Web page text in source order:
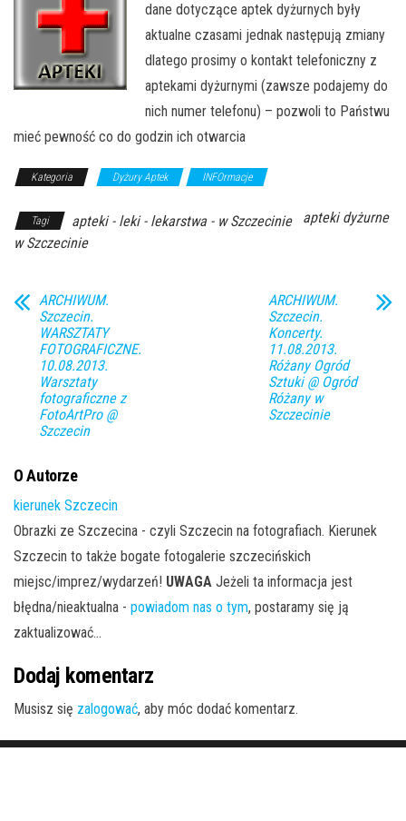
dane dotyczące aptek dyżurnych były
aktualne czasami jednak następują zmiany
dlatego prosimy o kontakt telefoniczny z
aptekami dyżurnymi (zawsze podajemy do
nich numer telefonu) – pozwoli to Państwu
mieć pewność co do godzin ich otwarcia
Kategoria Dyżury Aptek INFOrmacje
Tagi apteki - leki - lekarstwa - w Szczecinie
apteki dyżurne
w Szczecinie
ARCHIWUM.
Szczecin.
WARSZTATY
FOTOGRAFICZNE.
10.08.2013.
Warsztaty
fotograficzne z
FotoArtPro @
Szczecin
ARCHIWUM.
Szczecin.
Koncerty.
11.08.2013.
Różany Ogród
Sztuki @ Ogród
Różany w
Szczecinie
O Autorze
kierunek Szczecin
Obrazki ze Szczecina - czyli Szczecin na fotografiach. Kierunek
Szczecin to także bogate fotogalerie szczecińskich
miejsc/imprez/wydarzeń! UWAGA Jeżeli ta informacja jest
błędna/nieaktualna - powiadom nas o tym, postaramy się ją
zaktualizować...
Dodaj komentarz
Musisz się zalogować, aby móc dodać komentarz.